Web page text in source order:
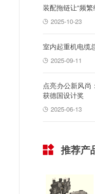
装配拖链让“频繁
2025-10-23
室内起重机电缆
2025-09-11
点亮办公新风尚
获德国设计奖
2025-06-13
推荐产